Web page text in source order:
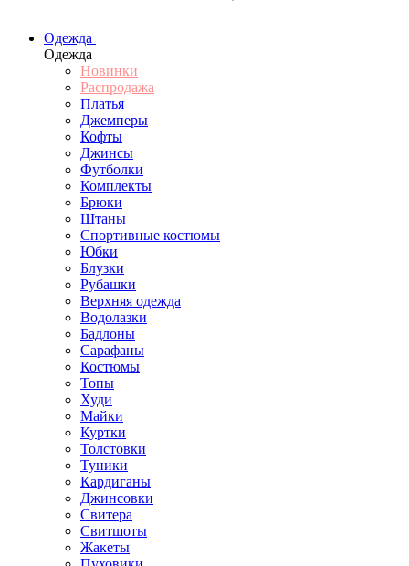
Одежда
Одежда
Новинки
Распродажа
Платья
Джемперы
Кофты
Джинсы
Футболки
Комплекты
Брюки
Штаны
Спортивные костюмы
Юбки
Блузки
Рубашки
Верхняя одежда
Водолазки
Бадлоны
Сарафаны
Костюмы
Топы
Худи
Майки
Куртки
Толстовки
Туники
Кардиганы
Джинсовки
Свитера
Свитшоты
Жакеты